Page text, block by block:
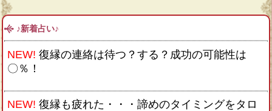
♪新着占い♪
NEW! 復縁の連絡は待つ？する？成功の可能性は
〇％！
NEW! 復縁も疲れた・・・諦めのタイミングをタロ